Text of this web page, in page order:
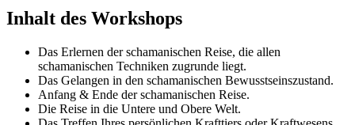
Inhalt des Workshops
Das Erlernen der schamanischen Reise, die allen
schamanischen Techniken zugrunde liegt.
Das Gelangen in den schamanischen Bewusstseinszustand.
Anfang & Ende der schamanischen Reise.
Die Reise in die Untere und Obere Welt.